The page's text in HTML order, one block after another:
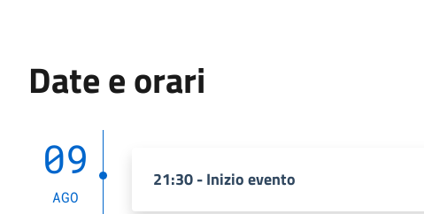
Date e orari
09
AGO
21:30 - Inizio evento